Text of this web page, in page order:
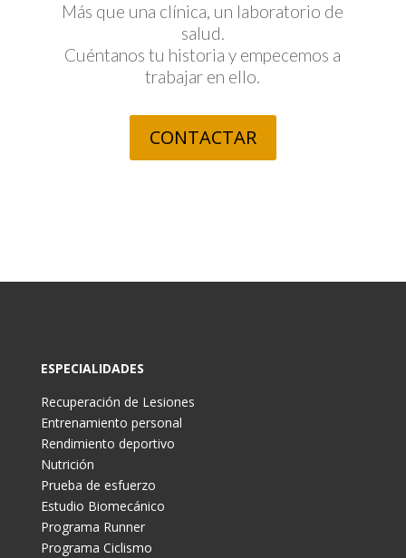
Más que una clínica, un laboratorio de
salud.
Cuéntanos tu historia y empecemos a
trabajar en ello.
CONTACTAR
ESPECIALIDADES
Recuperación de Lesiones
Entrenamiento personal
Rendimiento deportivo
Nutrición
Prueba de esfuerzo
Estudio Biomecánico
Programa Runner
Programa Ciclismo